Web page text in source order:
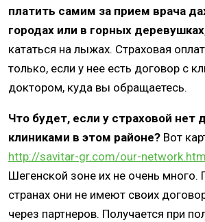
платить самим за прием врача
городах или в горных деревушках
кататься на лыжах. Страховая
только, если у нее есть договор с
доктором, куда вы обращаетесь.
Что будет, если у страховой нет
клиниками в этом районе? Вот
http://savitar-gr.com/our-
Шегенской зоне их не очень много.
странах они не имеют своих
через партнеров. Получается при